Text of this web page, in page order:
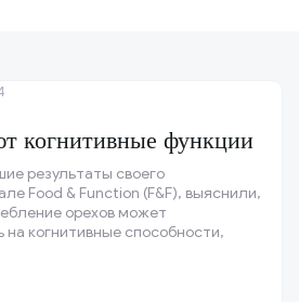
когнитивные функции
результаты своего
Food & Function (F&F), выяснили,
орехов может
когнитивные способности,